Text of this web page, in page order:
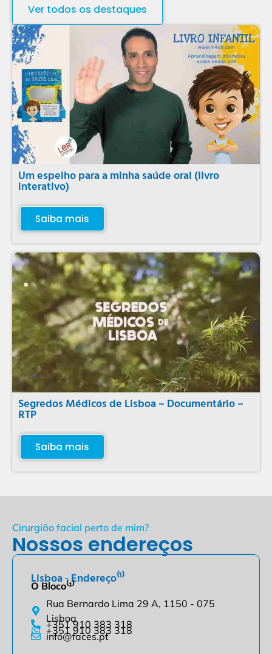
Ver todos os destaques
Um espelho para a minha saúde oral (livro
interativo)
Saiba mais
Segredos Médicos de Lisboa – Documentário –
RTP
Saiba mais
Cirurgião facial perto de mim?
Nossos endereços
Lisboa - Endereço⁽¹⁾
O Bloco⁽¹⁾
Rua Bernardo Lima 29 A, 1150 - 075
Lisboa
+351 910 383 318
+351 910 383 318
info@faces.pt